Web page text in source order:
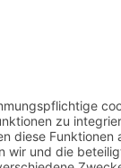
werden in
in Räumen
flexibel auf die
entwickelt,
zu
Bezirk“, sagt Sina